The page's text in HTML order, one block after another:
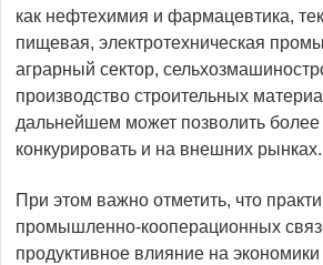
как нефтехимия и фармацевтика,
пищевая, электротехническая
аграрный сектор,
производство строительных
дальнейшем может позволить более
конкурировать и на внешних рынках.
При этом важно отметить, что
промышленно-кооперационных
продуктивное влияние на